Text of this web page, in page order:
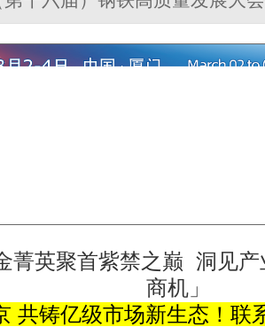
菁英聚首紫禁之巅 洞见
商机」
共铸亿级市场新生态！联